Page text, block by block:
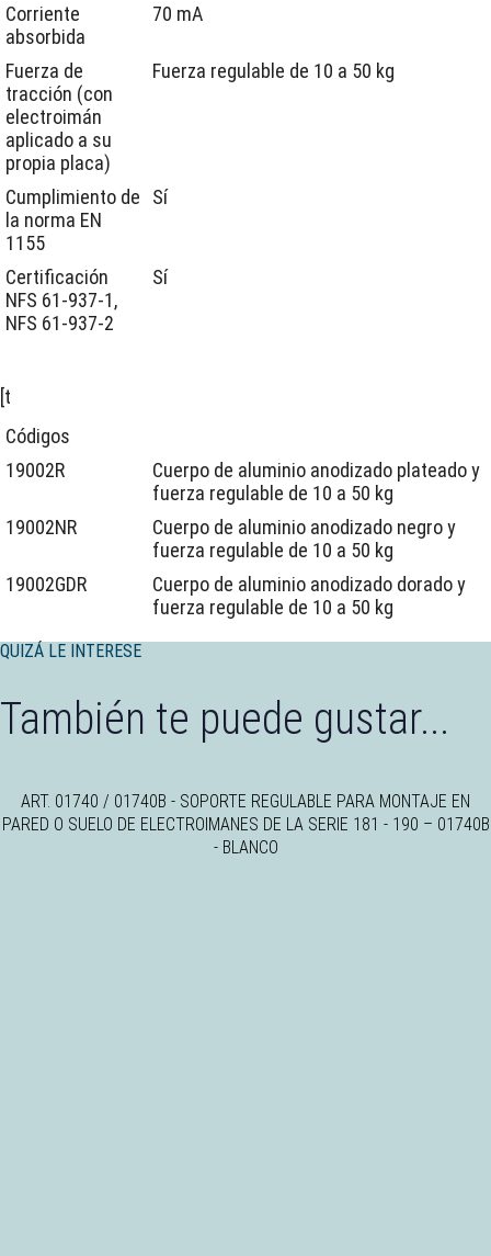
Corriente
absorbida
70 mA
Fuerza de
tracción (con
electroimán
aplicado a su
propia placa)
Fuerza regulable de 10 a 50 kg
Cumplimiento de
la norma EN
1155
Sí
Certificación
NFS 61-937-1,
NFS 61-937-2
Sí
[t
Códigos
19002R
Cuerpo de aluminio anodizado plateado y
fuerza regulable de 10 a 50 kg
19002NR
Cuerpo de aluminio anodizado negro y
fuerza regulable de 10 a 50 kg
19002GDR
Cuerpo de aluminio anodizado dorado y
fuerza regulable de 10 a 50 kg
QUIZÁ LE INTERESE
También te puede gustar...
ART. 01740 / 01740B - SOPORTE REGULABLE PARA MONTAJE EN
PARED O SUELO DE ELECTROIMANES DE LA SERIE 181 - 190 – 01740B
- BLANCO